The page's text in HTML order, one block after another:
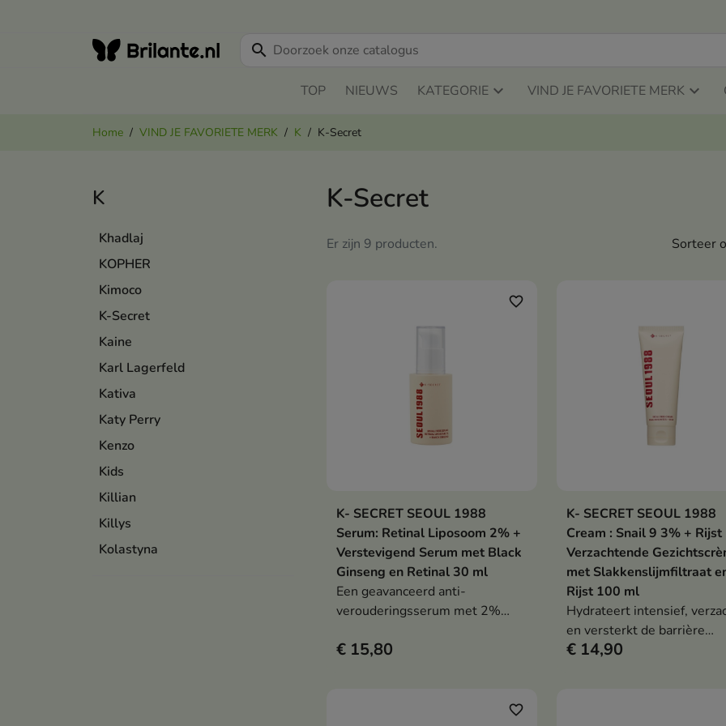
search
TOP NIEUWS KATEGORIE VIND JE FAVORIETE MERK
Home VIND JE FAVORIETE MERK K K-Secret
K
Khadlaj
KOPHER
Kimoco
K-Secret
Kaine
Karl Lagerfeld
Kativa
Katy Perry
Kenzo
Kids
Killian
Killys
Kolastyna
K-Secret
Er zijn 9 producten. Sorteer
In winkelwagen
favorite_border
K- SECRET SEOUL 1988
Serum: Retinal Liposoom 2% +
Verstevigend Serum met Black
Ginseng en Retinal 30 ml
Een geavanceerd anti-
verouderingsserum met 2%
van zwarte ginseng. Vermindert
ondersteunt huidregeneratie en
€ 15,80
In winkelwagen
K- SECRET SEOUL 1988
Cream : Snail 9 3% + Rijst
Verzachtende
met Slakkenslijmfiltraat
Rijst 100 ml
Hydrateert intensief,
en versterkt de barrière
(panthenol, ectoïne), maakt
€ 14,90
favorite_border